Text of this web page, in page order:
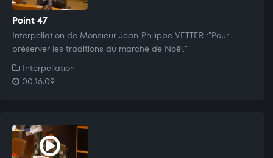
Point 47
Interpellation de Monsieur Jean-Philippe VETTER :"Pour
préserver les traditions du marché de Noël."
Interpellation
00:16:09